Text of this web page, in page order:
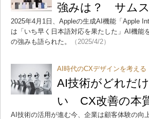
強みは？ サムス
2025年4月1日、Appleの生成AI機能「Apple
は「いち早く日本語対応を果たした」AI機
の強みも語られた。
（2025/4/2）
AI時代のCXデザインを考える
AI技術がどれだ
い CX改善の本
AI技術の活用が進む今、企業は顧客体験の向